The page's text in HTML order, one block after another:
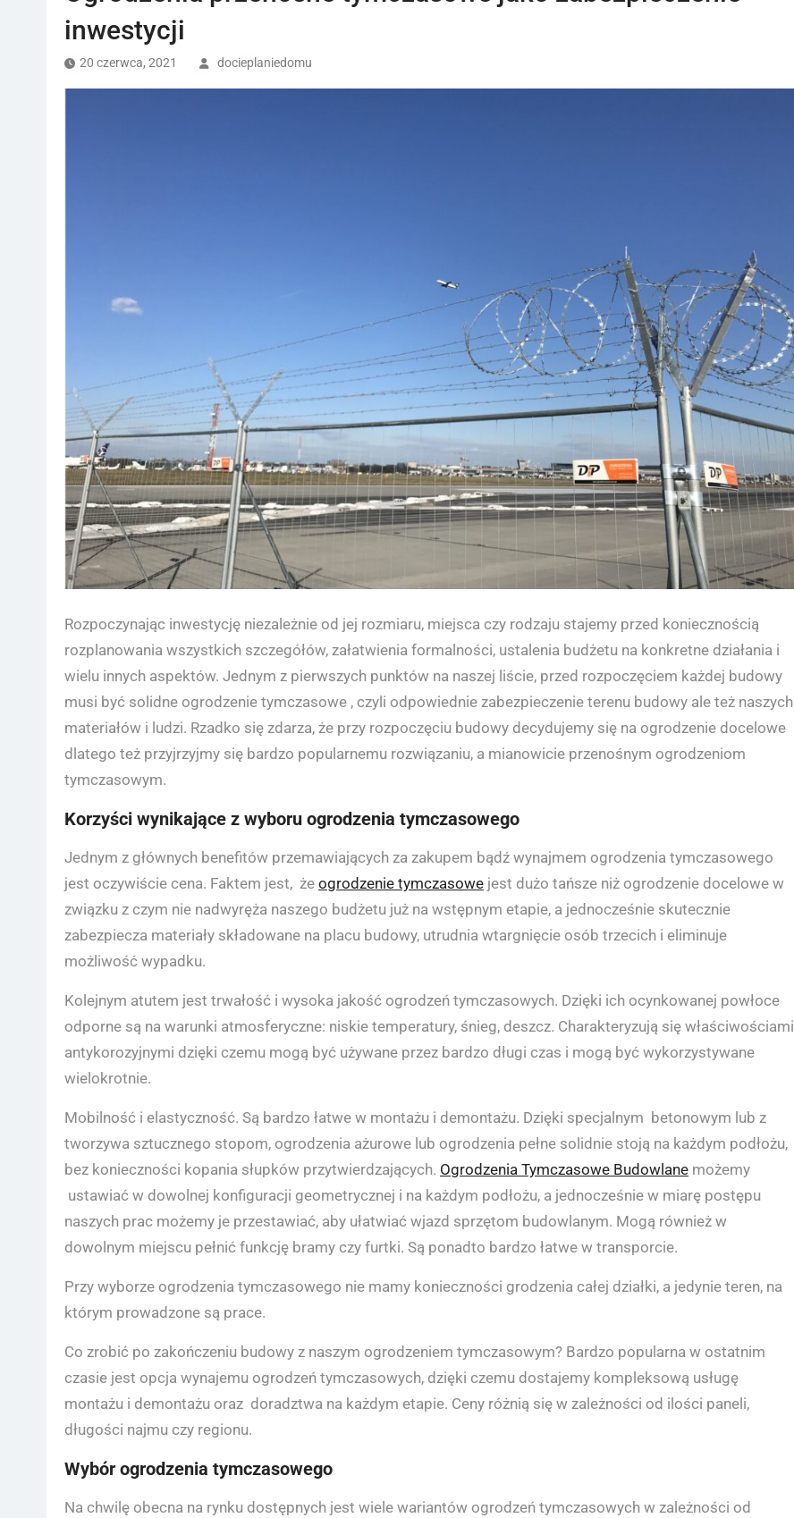
inwestycji
20 czerwca, 2021 docieplaniedomu
Rozpoczynając inwestycję niezależnie od jej rozmiaru, miejsca czy rodzaju stajemy przed koniecznością
rozplanowania wszystkich szczegółów, załatwienia formalności, ustalenia budżetu na konkretne działania i
wielu innych aspektów. Jednym z pierwszych punktów na naszej liście, przed rozpoczęciem każdej budowy
musi być solidne ogrodzenie tymczasowe , czyli odpowiednie zabezpieczenie terenu budowy ale też naszych
materiałów i ludzi. Rzadko się zdarza, że przy rozpoczęciu budowy decydujemy się na ogrodzenie docelowe
dlatego też przyjrzyjmy się bardzo popularnemu rozwiązaniu, a mianowicie przenośnym ogrodzeniom
tymczasowym.
Korzyści wynikające z wyboru ogrodzenia tymczasowego
Jednym z głównych benefitów przemawiających za zakupem bądź wynajmem ogrodzenia tymczasowego
jest oczywiście cena. Faktem jest, że ogrodzenie tymczasowe jest dużo tańsze niż ogrodzenie docelowe w
związku z czym nie nadwyręża naszego budżetu już na wstępnym etapie, a jednocześnie skutecznie
zabezpiecza materiały składowane na placu budowy, utrudnia wtargnięcie osób trzecich i eliminuje
możliwość wypadku.
Kolejnym atutem jest trwałość i wysoka jakość ogrodzeń tymczasowych. Dzięki ich ocynkowanej powłoce
odporne są na warunki atmosferyczne: niskie temperatury, śnieg, deszcz. Charakteryzują się właściwościami
antykorozyjnymi dzięki czemu mogą być używane przez bardzo długi czas i mogą być wykorzystywane
wielokrotnie.
Mobilność i elastyczność. Są bardzo łatwe w montażu i demontażu. Dzięki specjalnym betonowym lub z
tworzywa sztucznego stopom, ogrodzenia ażurowe lub ogrodzenia pełne solidnie stoją na każdym podłożu,
bez konieczności kopania słupków przytwierdzających. Ogrodzenia Tymczasowe Budowlane możemy
ustawiać w dowolnej konfiguracji geometrycznej i na każdym podłożu, a jednocześnie w miarę postępu
naszych prac możemy je przestawiać, aby ułatwiać wjazd sprzętom budowlanym. Mogą również w
dowolnym miejscu pełnić funkcję bramy czy furtki. Są ponadto bardzo łatwe w transporcie.
Przy wyborze ogrodzenia tymczasowego nie mamy konieczności grodzenia całej działki, a jedynie teren, na
którym prowadzone są prace.
Co zrobić po zakończeniu budowy z naszym ogrodzeniem tymczasowym? Bardzo popularna w ostatnim
czasie jest opcja wynajemu ogrodzeń tymczasowych, dzięki czemu dostajemy kompleksową usługę
montażu i demontażu oraz doradztwa na każdym etapie. Ceny różnią się w zależności od ilości paneli,
długości najmu czy regionu.
Wybór ogrodzenia tymczasowego
Na chwilę obecna na rynku dostępnych jest wiele wariantów ogrodzeń tymczasowych w zależności od